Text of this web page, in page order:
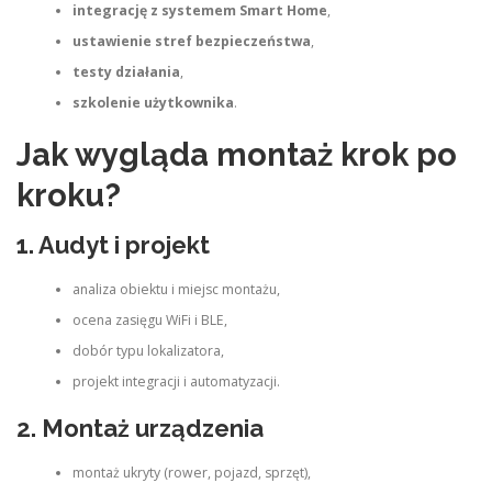
integrację z systemem Smart Home,
ustawienie stref bezpieczeństwa,
testy działania,
szkolenie użytkownika.
Jak wygląda montaż krok po
kroku?
1. Audyt i projekt
analiza obiektu i miejsc montażu,
ocena zasięgu WiFi i BLE,
dobór typu lokalizatora,
projekt integracji i automatyzacji.
2. Montaż urządzenia
montaż ukryty (rower, pojazd, sprzęt),